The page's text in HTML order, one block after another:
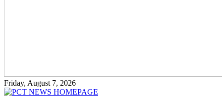
Friday, August 7, 2026